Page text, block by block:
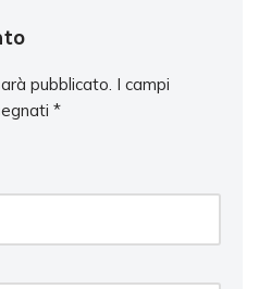
pubblicato. I campi
*